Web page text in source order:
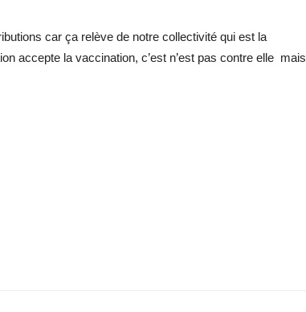
car ça relève de notre collectivité qui est la
accepte la vaccination, c’est n’est pas contre elle mais